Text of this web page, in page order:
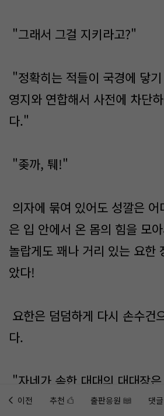
"그래서 그걸 지키라고?"
"정확히는 적들이 국경에 닿
영지와 연합해서 사전에 차단
다."
"좆까, 퉤!"
의자에 묶여 있어도 성깔은
은 입 안에서 온 몸의 힘을 모
놀랍게도 꽤나 거리 있는 요한
았다!
요한은 덤덤하게 다시 손수건
다.
"자네가 속한 대대의 대대장
전역할 예정이고, 자네가 그 대
이전 추천 출판응원 댓글
홈에미노벨 웹추가하기